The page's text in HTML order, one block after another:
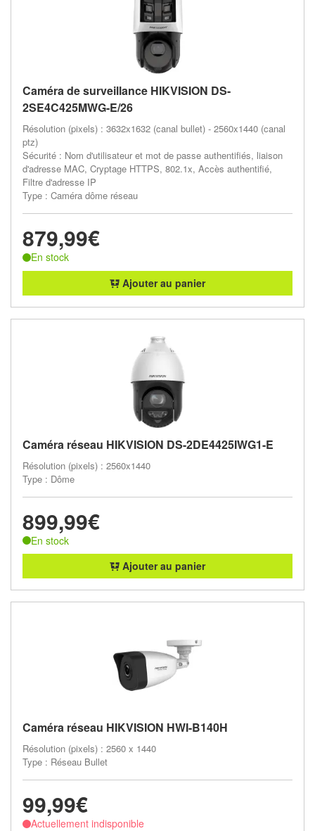
Caméra de surveillance HIKVISION DS-
2SE4C425MWG-E/26
Résolution (pixels) : 3632x1632 (canal bullet) - 2560x1440 (canal
ptz)
Sécurité : Nom d'utilisateur et mot de passe authentifiés, liaison
d'adresse MAC, Cryptage HTTPS, 802.1x, Accès authentifié,
Filtre d'adresse IP
Type : Caméra dôme réseau
879,99€
En stock
Ajouter au panier
Caméra réseau HIKVISION DS-2DE4425IWG1-E
Résolution (pixels) : 2560x1440
Type : Dôme
899,99€
En stock
Ajouter au panier
Caméra réseau HIKVISION HWI-B140H
Résolution (pixels) : 2560 x 1440
Type : Réseau Bullet
99,99€
Actuellement indisponible